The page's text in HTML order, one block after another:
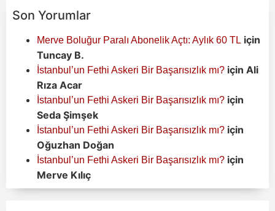
Son Yorumlar
Merve Boluğur Paralı Abonelik Açtı: Aylık 60 TL için
Tuncay B.
İstanbul’un Fethi Askeri Bir Başarısızlık mı? için Ali
Rıza Acar
İstanbul’un Fethi Askeri Bir Başarısızlık mı? için
Seda Şimşek
İstanbul’un Fethi Askeri Bir Başarısızlık mı? için
Oğuzhan Doğan
İstanbul’un Fethi Askeri Bir Başarısızlık mı? için
Merve Kılıç